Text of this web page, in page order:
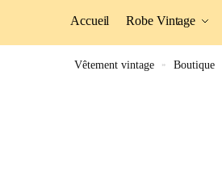
Accueil Robe Vintage
Vêtement vintage » Boutique